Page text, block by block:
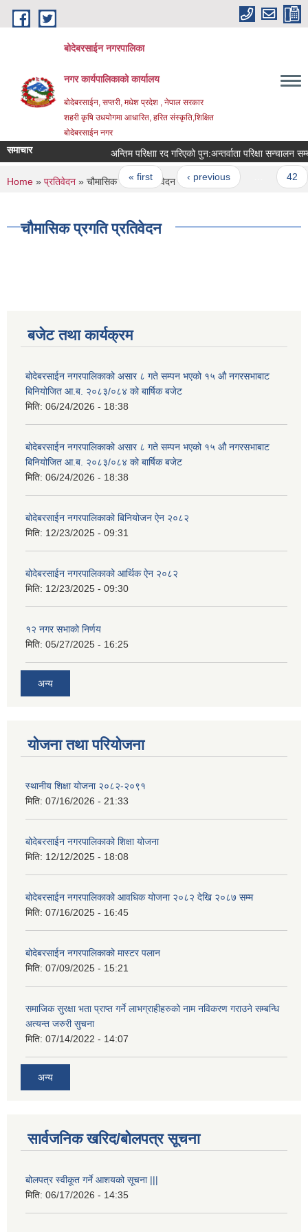
Skip to main content
बोदेबरसाईन नगरपालिका
नगर कार्यपालिकाको कार्यालय
बोदेबरसाईन, सप्तरी, मधेश प्रदेश , नेपाल सरकार
शहरी कृषि उधयोगमा आधारित, हरित संस्कृति,शिक्षित
बोदेबरसाईन नगर
समाचार अन्तिम परिक्षाा रद गरिएको पुन‍‌‌:अन्तर्वाता परिक्षा सन्चालन
Pages
« first ‹ previous 42
You are here
Home » प्रतिवेदन » चौमासिक प्रगति प्रतिवेदन
चौमासिक प्रगति प्रतिवेदन
बजेट तथा कार्यक्रम
बोदेबरसाईन नगरपालिकाको असार ८ गते सम्पन भएको १५ ‍‍‍औ नगरसभाबाट
बिनियोजित आ.ब. २०८३/०८४ को बार्षिक बजेट
मिति: 06/24/2026 - 18:38
बोदेबरसाईन नगरपालिकाको असार ८ गते सम्पन भएको १५ ‍‍‍औ नगरसभाबाट
बिनियोजित आ.ब. २०८३/०८४ को बार्षिक बजेट
मिति: 06/24/2026 - 18:38
बोदेबरसाईन नगरपालिकाको बिनियोजन ऐन २०८२
मिति: 12/23/2025 - 09:31
बोदेबरसाईन नगरपालिकाको आर्थिक ऐन २०८२
मिति: 12/23/2025 - 09:30
१२ नगर सभाको निर्णय
मिति: 05/27/2025 - 16:25
अन्य
योजना तथा परियोजना
स्थानीय शिक्षा योजना २०८२-२०९१
मिति: 07/16/2026 - 21:33
बोदेबरसाईन नगरपालिकाको शिक्षा योजना
मिति: 12/12/2025 - 18:08
बोदेबरसाईन नगरपालिकाको आवधिक योजना २०८२ देखि २०८७ सम्म
मिति: 07/16/2025 - 16:45
बोदेबरसाईन नगरपालिकाको मास्टर पलान
मिति: 07/09/2025 - 15:21
समाजिक सुरक्षा भता प्राप्त गर्ने लाभग्राहीहरुको नाम नविकरण गराउने सम्बन्धि
अत्यन्त जरुरी सुचना
मिति: 07/14/2022 - 14:07
अन्य
सार्वजनिक खरिद/बोलपत्र सूचना
बोलपत्र स्वीकूत गर्ने आशयको सूचना |||
मिति: 06/17/2026 - 14:35